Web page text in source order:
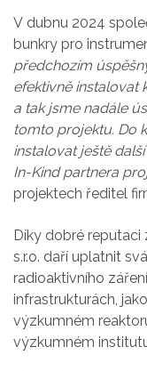
V dubnu 2024
bunkry pro
předchozím
efektivně instalovat
a tak jsme nadále
tomto projektu. Do
instalovat ještě
In-Kind partnera
projektech ředitel
Díky dobré reputaci
s.r.o. daří uplatnit
radioaktivního
infrastrukturách,
výzkumném
výzkumném